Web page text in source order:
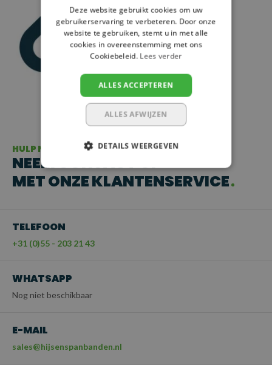
HULP NODIG?
NEEM CONTACT OP
MET ONZE KLANTENSERVICE
TELEFOON
+31 (0)55 - 203 21 43
WHATSAPP
Nog niet beschikbaar
E-MAIL
sales@hijsenspanbanden.nl
Deze website gebruikt cookies om uw
gebruikerservaring te verbeteren. Door onze
website te gebruiken, stemt u in met alle
cookies in overeenstemming met ons
Cookiebeleid. Lees verder
ALLES ACCEPTEREN
ALLES AFWIJZEN
DETAILS WEERGEVEN